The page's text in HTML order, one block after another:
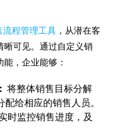
流程管理工具 ，从潜在客
晰可见。通过自定义销
，企业能够：
将整体销售目标分解
给相应的销售人员。
时监控销售进度，及